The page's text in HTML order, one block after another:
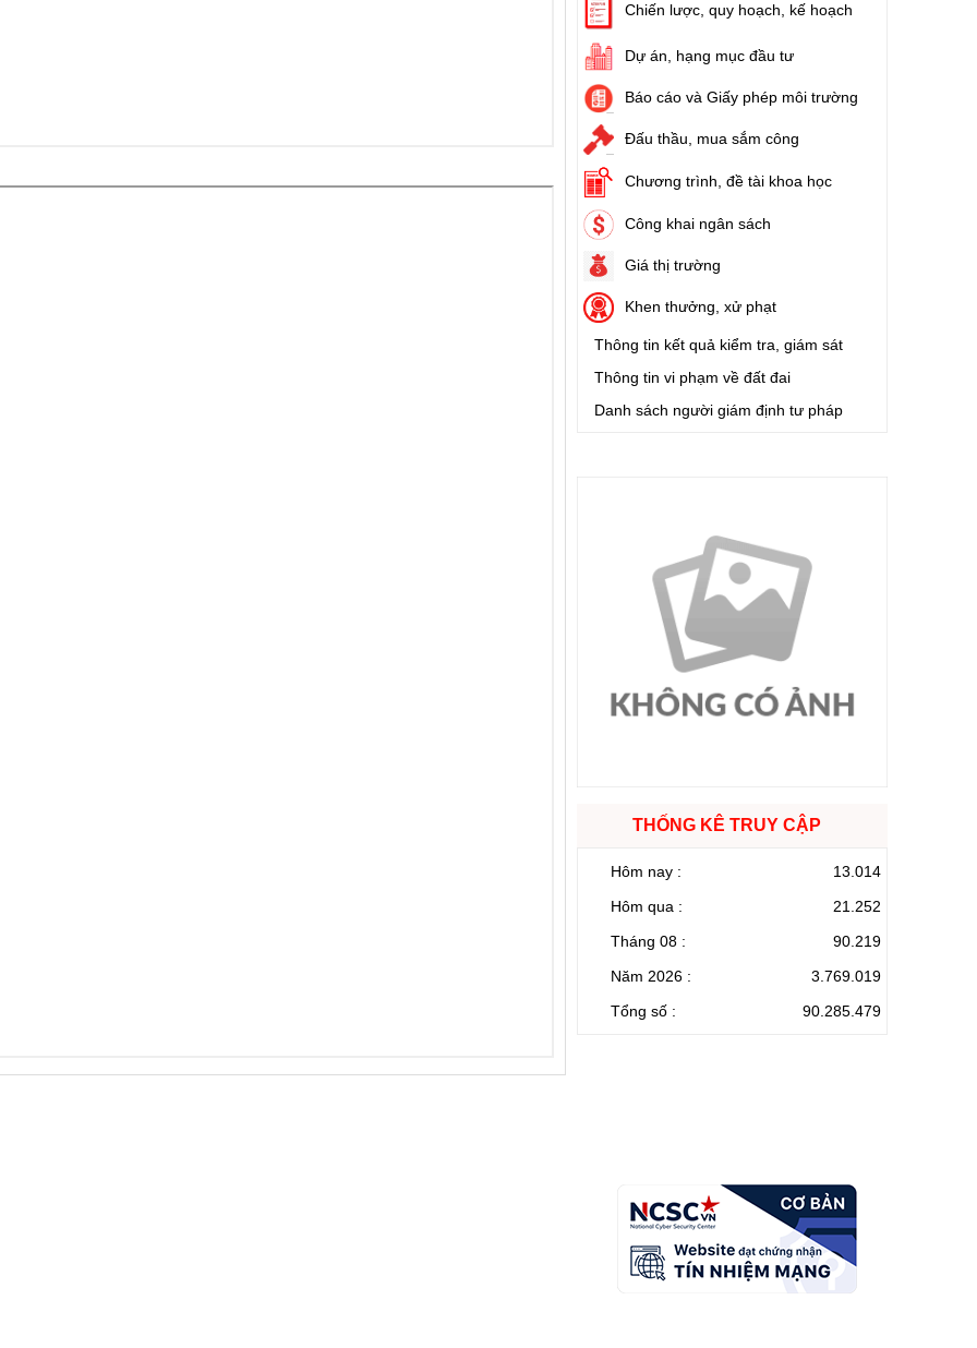
Chiến lược, quy hoạch, kế hoạch
Dự án, hạng mục đầu tư
Báo cáo và Giấy phép môi trường
Đấu thầu, mua sắm công
Chương trình, đề tài khoa học
Công khai ngân sách
Giá thị trường
Khen thưởng, xử phạt
Thông tin kết quả kiểm tra, giám sát
Thông tin vi phạm về đất đai
Danh sách người giám định tư pháp
THỐNG KÊ TRUY CẬP
Hôm nay :
13.014
Hôm qua :
21.252
Tháng 08 :
90.219
Năm 2026 :
3.769.019
Tổng số :
90.285.479